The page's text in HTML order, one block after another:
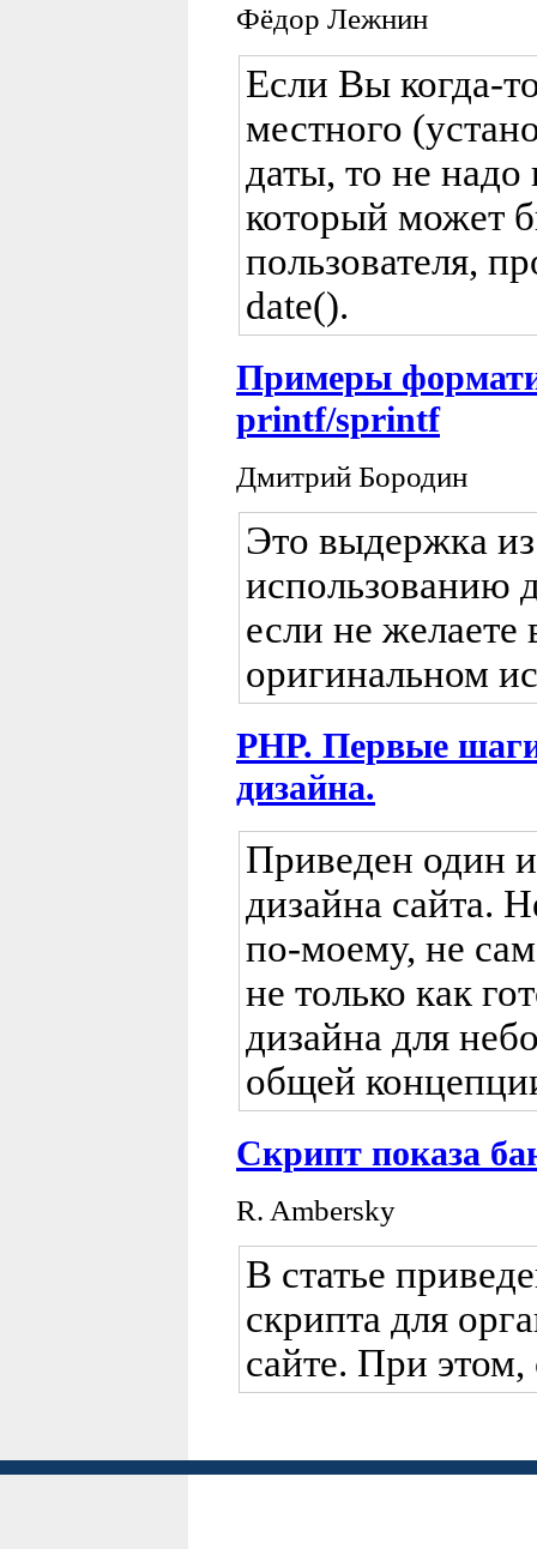
Фёдор Лежнин
Если Вы когда-
местного
даты, то не
который может
пользователя,
date().
Примеры
printf/sprintf
Дмитрий Бородин
Это выдержка
использованию
если не желаете
оригинальном
PHP. Первые
дизайна.
Приведен один
дизайна сайта.
по-моему, не
не только как
дизайна для
общей
Скрипт показа
R. Ambersky
В статье
скрипта для
сайте. При